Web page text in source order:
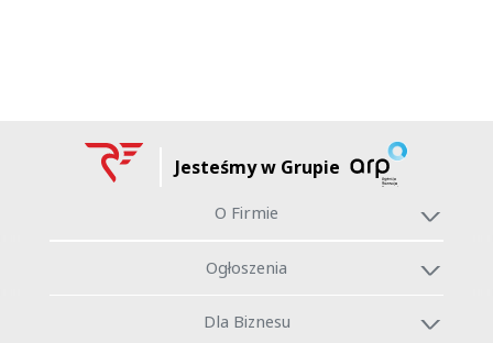
Jesteśmy w Grupie
O Firmie
Ogłoszenia
Dla Biznesu